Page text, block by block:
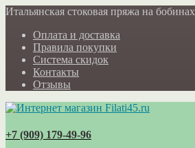
Итальянская стоковая пряжа на бобинах
Оплата и доставка
Правила покупки
Система скидок
Контакты
Отзывы
+7 (909) 179‑49-96